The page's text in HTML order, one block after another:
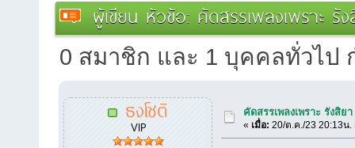
ผู้เขียน หัวข้อ: คัดสรรเพลงเพราะ
0 สมาชิก และ 1 บุคคลทั่วไป
ธงโชติ
VIP
คัดสรรเพลงเพราะ รังสิย
« เมื่อ: 20/ต.ค./23 20:13น.